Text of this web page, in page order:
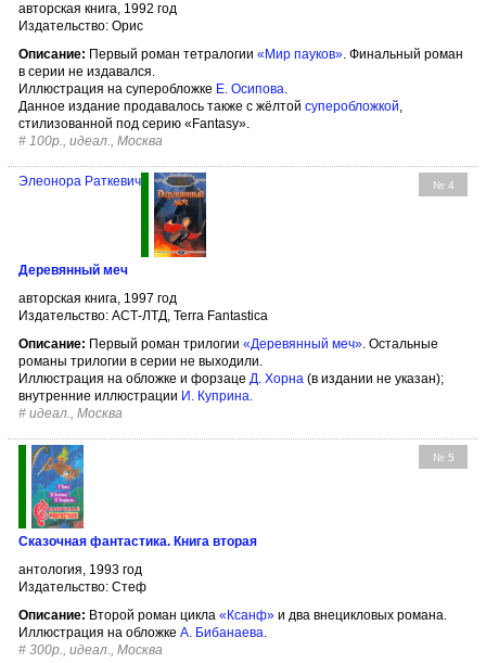
авторская книга, 1992 год
Издательство: Орис
Описание: Первый роман тетралогии «Мир пауков». Финальный роман
в серии не издавался.
Иллюстрация на суперобложке Е. Осипова.
Данное издание продавалось также с жёлтой суперобложкой,
стилизованной под серию «Fantasy».
# 100р., идеал., Москва
№ 4
Элеонора Раткевич
Деревянный меч
авторская книга, 1997 год
Издательство: АСТ-ЛТД, Terra Fantastica
Описание: Первый роман трилогии «Деревянный меч» . Остальные
романы трилогии в серии не выходили.
Иллюстрация на обложке и форзаце Д. Хорна (в издании не указан);
внутренние иллюстрации И. Куприна
# идеал., Москва
№ 5
Сказочная фантастика. Книга вторая
антология, 1993 год
Издательство: Стеф
Описание: Второй роман цикла «Ксанф» и два внецикловых романа.
Иллюстрация на обложке А. Бибанаева.
# 300р., идеал., Москва